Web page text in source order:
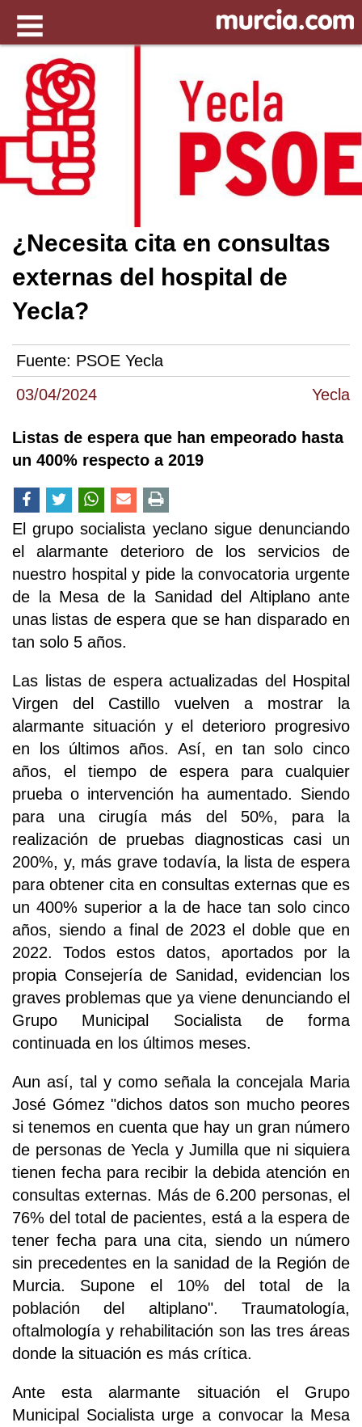
03/04/2024 Yecla
¿Necesita cita en consultas
externas del hospital de
Yecla?
Fuente: PSOE Yecla
Listas de espera que han empeorado hasta
un 400% respecto a 2019
El grupo socialista yeclano sigue denunciando
el alarmante deterioro de los servicios de
nuestro hospital y pide la convocatoria urgente
de la Mesa de la Sanidad del Altiplano ante
unas listas de espera que se han disparado en
tan solo 5 años.
Las listas de espera actualizadas del Hospital
Virgen del Castillo vuelven a mostrar la
alarmante situación y el deterioro progresivo
en los últimos años. Así, en tan solo cinco
años, el tiempo de espera para cualquier
prueba o intervención ha aumentado. Siendo
para una cirugía más del 50%, para la
realización de pruebas diagnosticas casi un
200%, y, más grave todavía, la lista de espera
para obtener cita en consultas externas que es
un 400% superior a la de hace tan solo cinco
años, siendo a final de 2023 el doble que en
2022. Todos estos datos, aportados por la
propia Consejería de Sanidad, evidencian los
graves problemas que ya viene denunciando el
Grupo Municipal Socialista de forma
continuada en los últimos meses.
Aun así, tal y como señala la concejala Maria
José Gómez "dichos datos son mucho peores
si tenemos en cuenta que hay un gran número
de personas de Yecla y Jumilla que ni siquiera
tienen fecha para recibir la debida atención en
consultas externas. Más de 6.200 personas, el
76% del total de pacientes, está a la espera de
tener fecha para una cita, siendo un número
sin precedentes en la sanidad de la Región de
Murcia. Supone el 10% del total de la
población del altiplano". Traumatología,
oftalmología y rehabilitación son las tres áreas
donde la situación es más crítica.
Ante esta alarmante situación el Grupo
Municipal Socialista urge a convocar la Mesa